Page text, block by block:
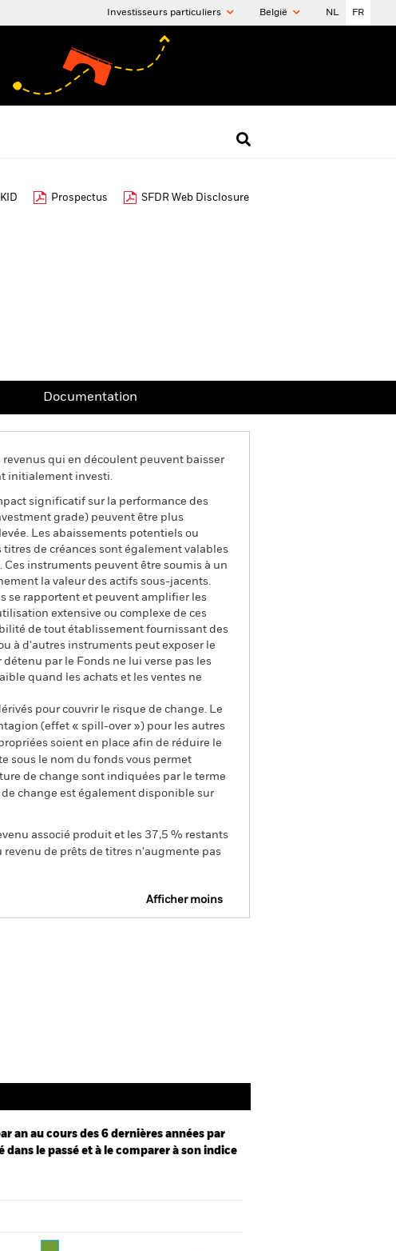
Investisseurs particuliers België NL FR
Prospectus SFDR Web Disclosure
Documentation
qui en découlent peuvent baisser
initialement investi.
significatif sur la performance des
grade) peuvent être plus
Les abaissements potentiels ou
de créances sont également valables
Ces instruments peuvent être soumis à un
la valeur des actifs sous-jacents.
se rapportent et peuvent amplifier les
extensive ou complexe de ces
de tout établissement fournissant des
à d'autres instruments peut exposer le
par le Fonds ne lui verse pas les
quand les achats et les ventes ne
pour couvrir le risque de change. Le
(effet « spill-over ») pour les autres
soient en place afin de réduire le
sous le nom du fonds vous permet
de change sont indiquées par le terme
change est également disponible sur
associé produit et les 37,5 % restants
revenu de prêts de titres n'augmente pas
Afficher moins
an au cours des 6 dernières années par
le passé et à le comparer à son indice